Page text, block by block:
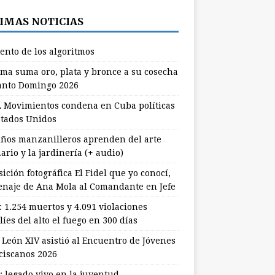
NOTICIAS
de los algoritmos
suma oro, plata y bronce a su cosecha
Domingo 2026
Movimientos condena en Cuba políticas
Unidos
manzanilleros aprenden del arte
y la jardinería (+ audio)
fotográfica El Fidel que yo conocí,
de Ana Mola al Comandante en Jefe
1.254 muertos y 4.091 violaciones
del alto el fuego en 300 días
León XIV asistió al Encuentro de Jóvenes
2026